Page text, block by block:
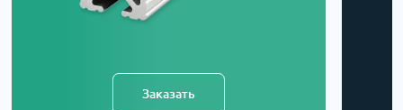
Заказать